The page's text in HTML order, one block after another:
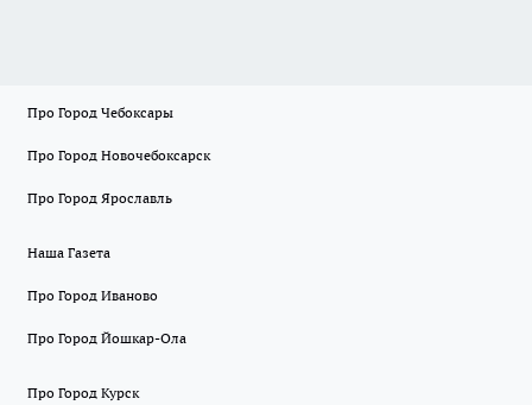
Про Город Чебоксары
Про Город Новочебоксарск
Про Город Ярославль
Наша Газета
Про Город Иваново
Про Город Йошкар-Ола
Про Город Курск